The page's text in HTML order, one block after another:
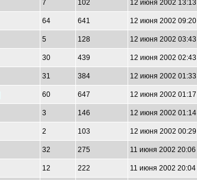
7 102 12 июня 2002 13:13
64 641 12 июня 2002 09:20
5 128 12 июня 2002 03:43
30 439 12 июня 2002 02:43
31 384 12 июня 2002 01:33
60 647 12 июня 2002 01:17
3 146 12 июня 2002 01:14
2 103 12 июня 2002 00:29
32 275 11 июня 2002 20:06
12 222 11 июня 2002 20:04